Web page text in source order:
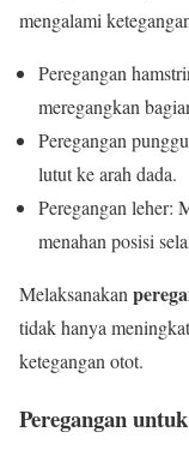
mengalami
Peregangan
meregangkan
Peregangan
lutut ke arah dada.
Peregangan leher:
menahan posisi
Melaksanakan
tidak hanya
ketegangan otot.
Peregangan